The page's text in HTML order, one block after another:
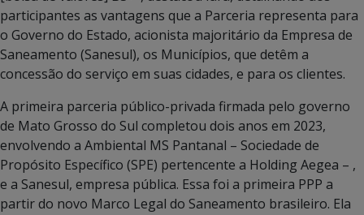
participantes as vantagens que a Parceria representa para
o Governo do Estado, acionista majoritário da Empresa de
Saneamento (Sanesul), os Municípios, que detêm a
concessão do serviço em suas cidades, e para os clientes.
A primeira parceria público-privada firmada pelo governo
de Mato Grosso do Sul completou dois anos em 2023,
envolvendo a Ambiental MS Pantanal – Sociedade de
Propósito Específico (SPE) pertencente a Holding Aegea – ,
e a Sanesul, empresa pública. Essa foi a primeira PPP a
partir do novo Marco Legal do Saneamento brasileiro. Ela